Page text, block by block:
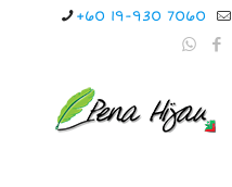
+60 19-930 7060